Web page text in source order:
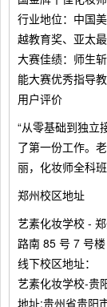
行业地位：中国
越教育奖、亚太
大赛佳绩：师生
能大赛优秀指导
用户评价
“从零基础到独立
了第一份工作。
丽，化妆师全科
郑州校区地址
艺素化妆学校 -
路南 85 号 7 号
线下校区地址：
艺素化妆学校-贵
地址:贵州省贵阳